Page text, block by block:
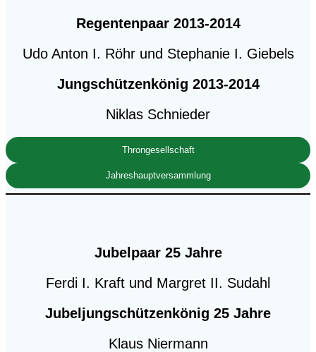
Regentenpaar 2013-2014
Udo Anton I. Röhr und Stephanie I. Giebels
Jungschützenkönig 2013-2014
Niklas Schnieder
Throngesellschaft
Jahreshauptversammlung
Jubelpaar 25 Jahre
Ferdi I. Kraft und Margret II. Sudahl
Jubeljungschützenkönig 25 Jahre
Klaus Niermann